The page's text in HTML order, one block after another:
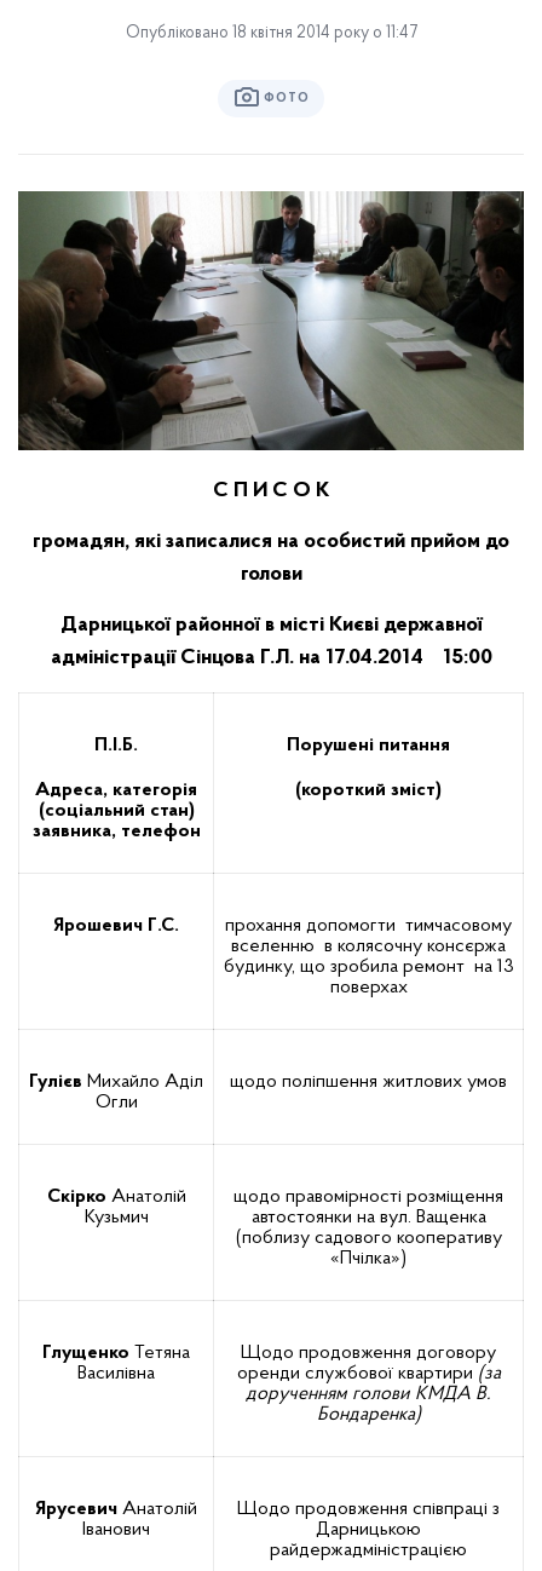
Опубліковано 18 квітня 2014 року о 11:47
ФОТО
С П И С О К
громадян, які записалися на особистий прийом до
голови
Дарницької районної в місті Києві державної
адміністрації Сінцова Г.Л. на 17.04.2014 15:00
П.І.Б.
Адреса, категорія
(соціальний стан)
заявника, телефон
Порушені питання
(короткий зміст)
Ярошевич Г.С.
прохання допомогти тимчасовому
вселенню в колясочну консєржа
будинку, що зробила ремонт на 13
поверхах
Гулієв Михайло Аділ
Огли
щодо поліпшення житлових умов
Скірко Анатолій
Кузьмич
щодо правомірності розміщення
автостоянки на вул. Ващенка
(поблизу садового кооперативу
«Пчілка»)
Глущенко
Тетяна
Василівна
Щодо продовження договору
оренди службової квартири (за
дорученням голови КМДА В.
Бондаренка)
Ярусевич Анатолій
Іванович
Щодо продовження співпраці з
Дарницькою
райдержадміністрацією